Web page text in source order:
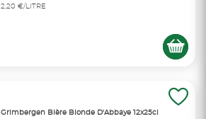
2,20 €/LITRE
Grimbergen Bière Blonde D'Abbaye 12x25cl